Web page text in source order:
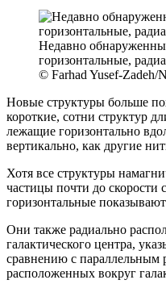
Недавно
горизонтальные,
© Farhad Yusef-Zadeh/
Новые структуры больше
короткие, сотни структур
лежащие горизонтально
вертикально, как другие
Хотя все структуры
частицы почти до скорости
горизонтальные
Они также радиально
галактического центра,
сравнению с параллельным
расположенных вокруг